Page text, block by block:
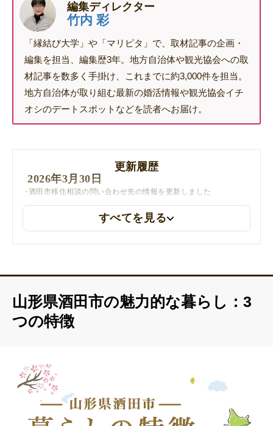
編集ディレクター
竹内 彩
「縁結び大学」や「マリピタ」で、取材記事の企画・
編集を担当、編集歴3年。地方自治体や観光協会への取
材記事を数多く手掛け、これまでに約3,000件を担当。
地方自治体が取り組む最新の婚活情報や観光協会イチ
オシのデートスポットなどを読者へお届け。
更新履歴
2026年3月30日
酒田市移住相談の問い合わせ先の情報を更新しました
すべてを見る
山形県酒田市の魅力的な暮らし：3
つの特徴